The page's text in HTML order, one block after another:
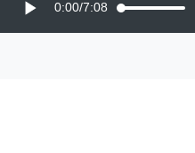
0:00/7:08